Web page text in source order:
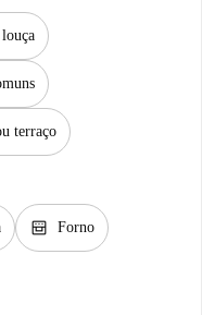
terraço
oven_gen Forno